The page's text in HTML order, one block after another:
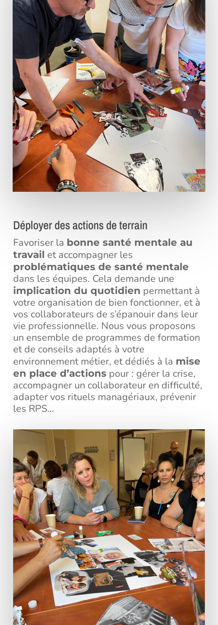
Déployer des actions de terrain
Favoriser la bonne santé mentale au
travail et accompagner les
problématiques de santé mentale
dans les équipes. Cela demande une
implication du quotidien permettant à
votre organisation de bien fonctionner, et à
vos collaborateurs de s’épanouir dans leur
vie professionnelle. Nous vous proposons
un ensemble de programmes de formation
et de conseils adaptés à votre
environnement métier, et dédiés à la mise
en place d’actions pour : gérer la crise,
accompagner un collaborateur en difficulté,
adapter vos rituels managériaux, prévenir
les RPS…